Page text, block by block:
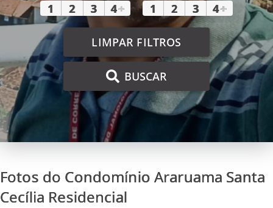
1 2 3 4+ 1 2 3 4+
LIMPAR FILTROS
BUSCAR
Fotos do Condomínio Araruama Santa
Cecília Residencial